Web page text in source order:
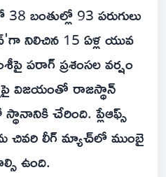
బంతుల్లో 93 పరుగులు
నిలిచిన 15 ఏళ్ల యువ
పరాగ్ ప్రశంసల వర్షం
విజయంతో రాజస్థాన్
చేరింది. ప్లేఆఫ్స్
చివరి లీగ్ మ్యాచ్‌లో ముంబై
ఉంది.